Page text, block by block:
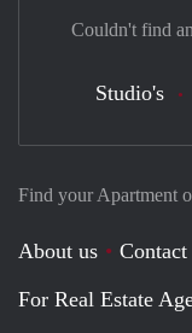
Find your Apartment
About us Contact
For Real Estate
Couldn't find
Studio's